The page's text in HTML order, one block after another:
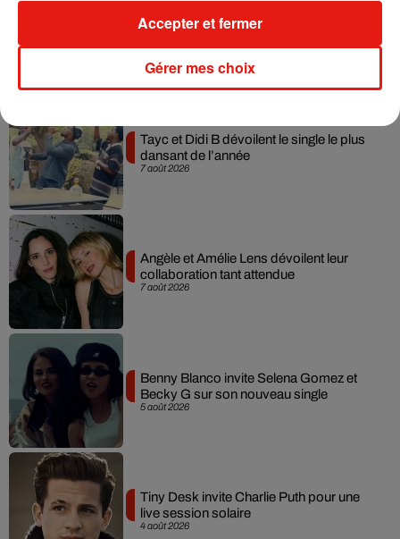
7 août 2026
Madonna sort enfin le remix de « Love
Sensation » avec Kylie Minogue
7 août 2026
Tayc et Didi B dévoilent le single le plus
dansant de l’année
7 août 2026
Angèle et Amélie Lens dévoilent leur
collaboration tant attendue
5 août 2026
Benny Blanco invite Selena Gomez et
Becky G sur son nouveau single
4 août 2026
Tiny Desk invite Charlie Puth pour une
live session solaire
Gérer mes choix
Accepter et fermer